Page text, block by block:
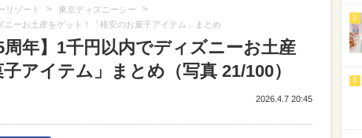
リゾート > 東京ディズニーシー >
ニーお土産をゲット！「格安のお菓子アイテム」まとめ
周年】1千円以内でディズニーお土産
アイテム」まとめ（写真 21/100）
2026.4.7 20:45
2
3